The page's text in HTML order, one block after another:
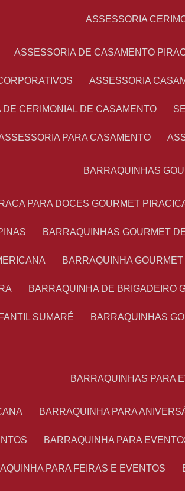
ASSESSORIA
ASSESSORIA DE CASAMENTO
ASSESSORIA
DE CERIMONIAL DE CASAMENTO
ASSESSORIA PARA CASAMENTO
BARRAQUINHAS
PARA DOCES GOURMET
BARRAQUINHAS GOURMET
BARRAQUINHA
BARRAQUINHA DE BRIGADEIRO
SUMARÉ BARRAQUINHAS
BARRAQUINHAS PARA
BARRAQUINHA PARA
BARRAQUINHA PARA
PARA FEIRAS E EVENTOS